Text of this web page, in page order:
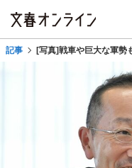
記事 [写真]戦車や巨大な軍勢